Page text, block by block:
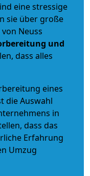
eine stressige
sie über große
Neuss
und
dass alles
eines
die Auswahl
in
dass das
Erfahrung
Umzug